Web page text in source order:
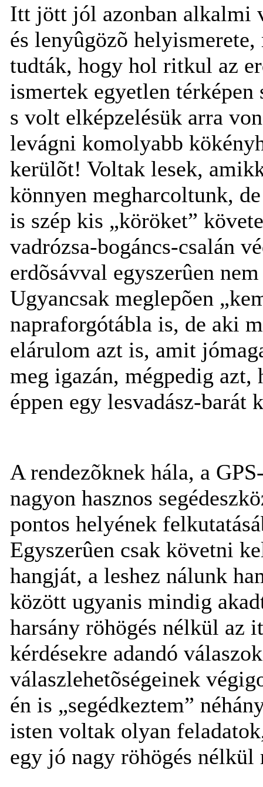
Itt jött jól azonban alkalmi
és lenyûgözõ
tudták, hogy hol ritkul az
ismertek egyetlen
s volt elképzelésük arra
levágni komolyabb
kerülõt! Voltak lesek,
könnyen megharcoltunk,
is szép kis „köröket”
vadrózsa-bogáncs-csalán
erdõsávval egyszerûen
Ugyancsak meglepõen
napraforgótábla is, de aki
elárulom azt is, amit
meg igazán, mégpedig
éppen egy lesvadász-barát
A rendezõknek hála, a
nagyon hasznos
pontos helyének
Egyszerûen csak követni
hangját, a leshez nálunk
között ugyanis mindig
harsány röhögés nélkül az
kérdésekre adandó
válaszlehetõségeinek
én is „segédkeztem”
isten voltak olyan
egy jó nagy röhögés